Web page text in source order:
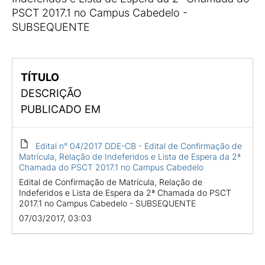
PSCT 2017.1 no Campus Cabedelo -
SUBSEQUENTE
TÍTULO
DESCRIÇÃO
PUBLICADO EM
Edital n° 04/2017 DDE-CB - Edital de Confirmação de
Matrícula, Relação de Indeferidos e Lista de Espera da 2ª
Chamada do PSCT 2017.1 no Campus Cabedelo
Edital de Confirmação de Matrícula, Relação de
Indeferidos e Lista de Espera da 2ª Chamada do PSCT
2017.1 no Campus Cabedelo - SUBSEQUENTE
07/03/2017, 03:03